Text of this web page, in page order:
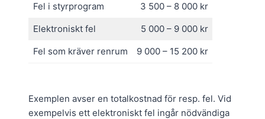
Fel i styrprogram
3 500 – 8 000 kr
Elektroniskt fel
5 000 – 9 000 kr
Fel som kräver renrum
9 000 – 15 200 kr
Exemplen avser en totalkostnad för resp. fel. Vid
exempelvis ett elektroniskt fel ingår nödvändiga